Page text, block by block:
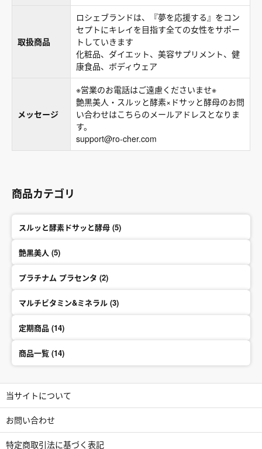
取扱商品
ロシェブランドは、『夢を応援する』をコン
セプトにキレイを目指す全ての女性をサポー
トしていきます
化粧品、ダイエット、美容サプリメント、健
康食品、ボディウェア
メッセージ
※営業のお電話はご遠慮くださいませ※
艶黒美人・スルッと酵素×ドサッと酵母のお問
い合わせはこちらのメールアドレスとなりま
す。
support@ro-cher.com
商品カテゴリ
スルッと酵素ドサッと酵母 (5)
艶黒美人 (5)
プラチナム プラセンタ (2)
マルチビタミン&ミネラル (3)
定期商品 (14)
商品一覧 (14)
当サイトについて
お問い合わせ
特定商取引法に基づく表記